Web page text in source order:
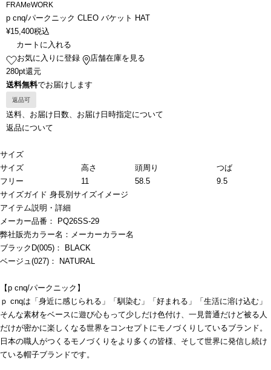
FRAMeWORK
p cnq/パークニック CLEO バケット HAT
¥15,400税込
カートに入れる
お気に入りに登録
店舗在庫を見る
280pt還元
送料無料でお届けします
返品可
送料、お届け日数、お届け日時指定について
返品について
サイズ
サイズ
高さ 頭周り
つば
フリー
11 58.5
9.5
サイズガイド 身長別サイズイメージ
アイテム説明・詳細
メーカー品番： PQ26SS-29
弊社販売カラー名：メーカーカラー名
ブラックD(005)： BLACK
ベージュ(027)： NATURAL
【p cnq/パークニック】
ｐ cnqは「身近に感じられる」「馴染む」「好まれる」「生活に溶け込む」
そんな素材をベースに遊び心もって少しだけ色付け、一見普通だけど被る人
だけが密かに楽しくなる世界をコンセプトにモノづくりしているブランド。
日本の職人がつくるモノづくりをより多くの皆様、そして世界に発信し続け
ている帽子ブランドです。